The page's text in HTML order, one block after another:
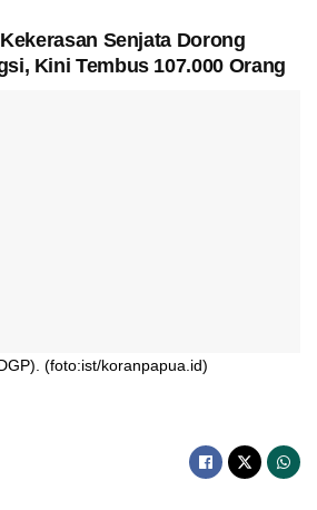
Senjata Dorong
Kini Tembus 107.000 Orang
(foto:ist/koranpapua.id)